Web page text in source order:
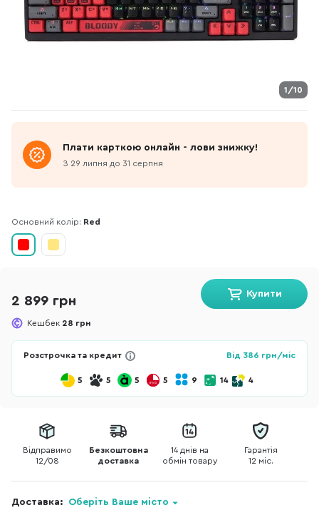
1/10
Плати карткою онлайн - лови знижку!
З 29 липня до 31 серпня
Основний колір: Red
2 899 грн
Кешбек 28 грн
Купити
Розстрочка та кредит Від 386 грн/міс
5 5 5 5 9 14 4
Відправимо
12/08
Безкоштовна
доставка
14 днів на
обмін товару
Гарантія
12 міс.
Доставка: Оберіть Ваше місто